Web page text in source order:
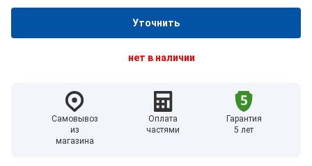
Уточнить
нет в наличии
Самовывоз
из
магазина
Оплата
частями
Гарантия
5 лет